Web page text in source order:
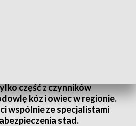
część z czynników
kóz i owiec w regionie.
wspólnie ze specjalistami
stad.